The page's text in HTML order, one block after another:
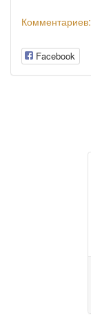
Комментариев:
Facebook